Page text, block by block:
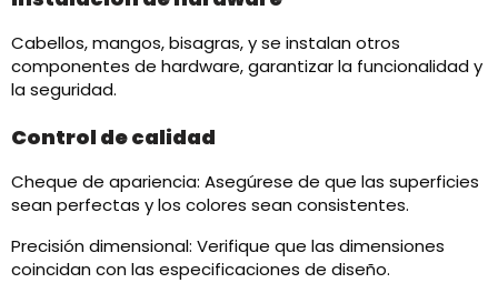
Cabellos, mangos, bisagras, y se instalan otros
componentes de hardware, garantizar la funcionalidad y
la seguridad.
Control de calidad
Cheque de apariencia: Asegúrese de que las superficies
sean perfectas y los colores sean consistentes.
Precisión dimensional: Verifique que las dimensiones
coincidan con las especificaciones de diseño.